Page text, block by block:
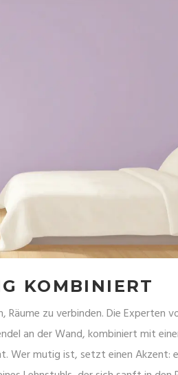
KOMBINIERT
zu verbinden. Die Experten
an der Wand, kombiniert mit
Wer mutig ist, setzt einen Akzent: